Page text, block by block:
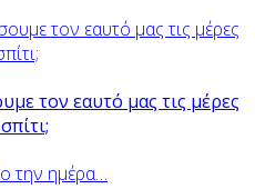
τον εαυτό μας τις μέρες